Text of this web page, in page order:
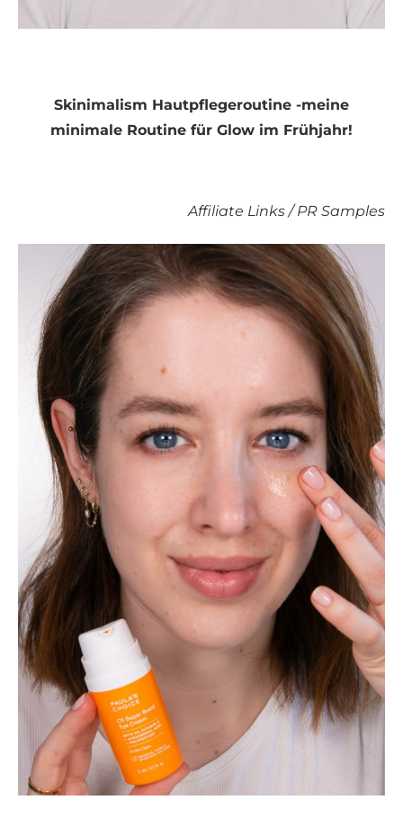
Skinimalism Hautpflegeroutine -meine
minimale Routine für Glow im Frühjahr!
Affiliate Links / PR Samples